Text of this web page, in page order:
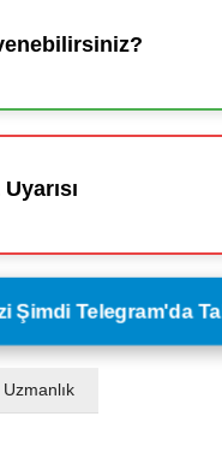
Şimdi Telegram'da